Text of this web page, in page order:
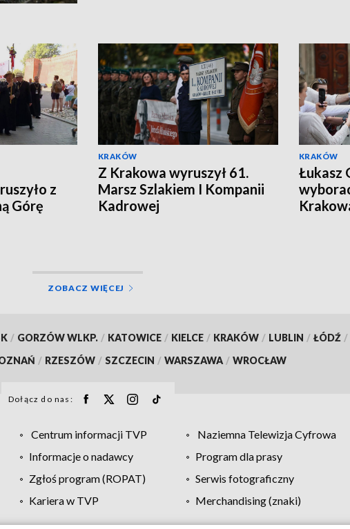
z
Górę
KRAKÓW
Z Krakowa wyruszył 61.
Marsz Szlakiem I Kompanii
Kadrowej
KRAKÓW
Łukasz
ZOBACZ WIĘCEJ
/ GORZÓW WLKP. / KATOWICE / KIELCE / KRAKÓW / LUBLIN / ŁÓDŹ /
/ RZESZÓW / SZCZECIN / WARSZAWA / WROCŁAW
Dołącz do nas:
Centrum informacji TVP Naziemna Telewizja Cyfrowa
Informacje o nadawcy
Program dla prasy
Zgłoś program (ROPAT)
Serwis fotograficzny
Kariera w TVP
Merchandising (znaki)